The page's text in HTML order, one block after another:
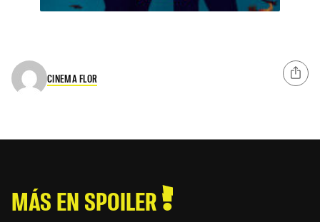
CINEMA FLOR
MÁS EN SPOILER